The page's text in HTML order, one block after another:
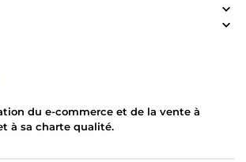
du e-commerce et de la vente à
à sa charte qualité.